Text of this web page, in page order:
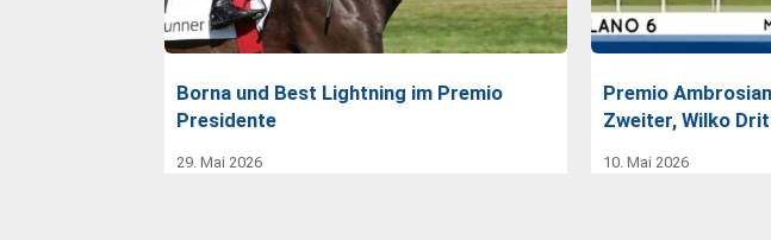
Borna und Best Lightning im Premio
Presidente
29. Mai 2026
Premio
Zweiter, Wilko
10. Mai 2026